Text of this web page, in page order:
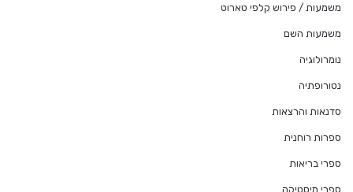
משמעות / פירוש קלפי טארוט
משמעות השם
נומרולוגיה
נטורופתיה
סדנאות והרצאות
ספרות רוחנית
ספרי בריאות
ספרי מיסטיקה